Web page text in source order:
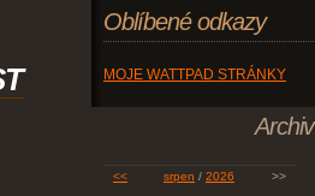
Oblíbené odkazy
MOJE WATTPAD STRÁNKY
Archiv
<< srpen / 2026 >>